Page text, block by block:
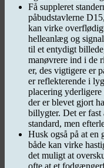
Få suppleret
påbudstavlerne
kan virke
helleanlæg og
til et entydigt
manøvrere ind i de
er, des vigtigere er
er reflekterende i
placering
der er blevet gjort
billygter. Det er
standard, men
Husk også på at en
både kan virke
det muligt at
ofte at et